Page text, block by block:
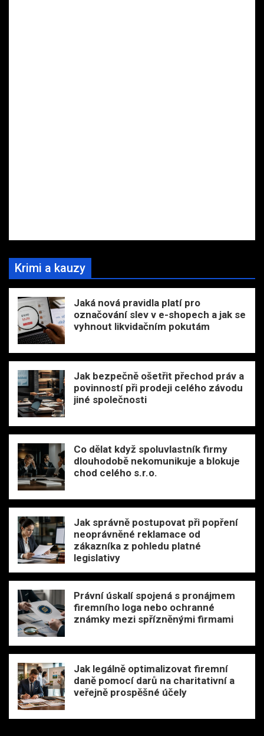
Krimi a kauzy
Jaká nová pravidla platí pro
označování slev v e-shopech a jak se
vyhnout likvidačním pokutám
Jak bezpečně ošetřit přechod práv a
povinností při prodeji celého závodu
jiné společnosti
Co dělat když spoluvlastník firmy
dlouhodobě nekomunikuje a blokuje
chod celého s.r.o.
Jak správně postupovat při popření
neoprávněné reklamace od
zákazníka z pohledu platné
legislativy
Právní úskalí spojená s pronájmem
firemního loga nebo ochranné
známky mezi spřízněnými firmami
Jak legálně optimalizovat firemní
daně pomocí darů na charitativní a
veřejně prospěšné účely